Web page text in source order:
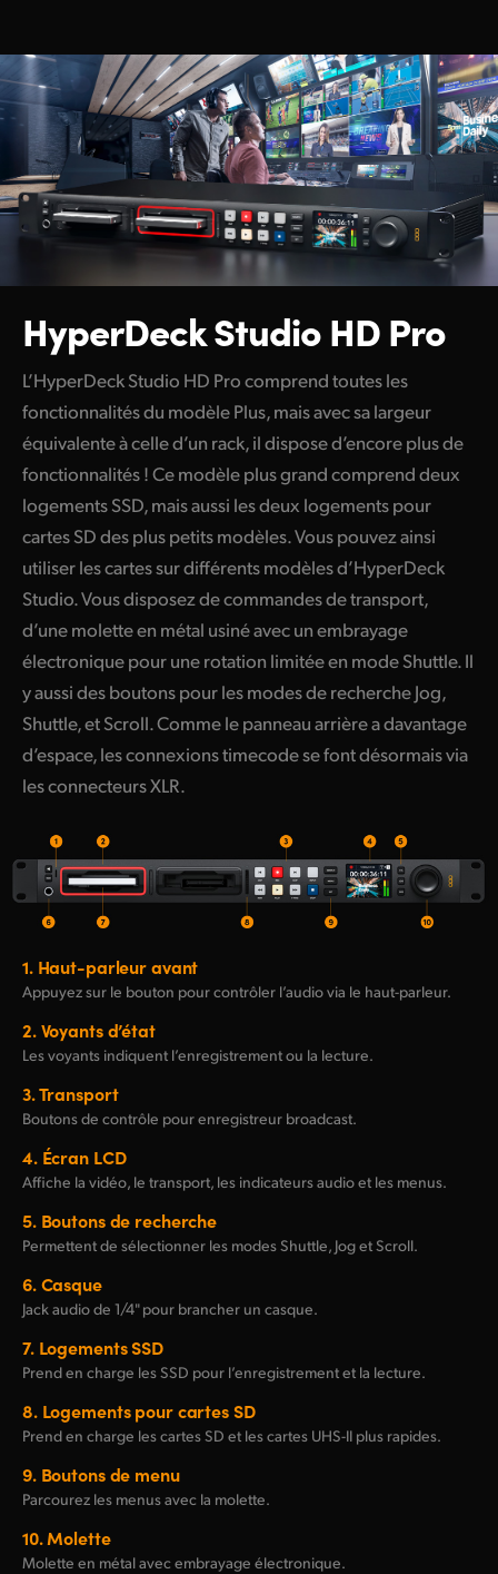
HyperDeck Studio HD Pro
L’HyperDeck Studio HD Pro comprend toutes les
fonctionnalités du modèle Plus, mais avec sa largeur
équivalente à celle d’un rack, il dispose d’encore plus de
fonctionnalités ! Ce modèle plus grand comprend deux
logements SSD, mais aussi les deux logements pour
cartes SD des plus petits modèles. Vous pouvez ainsi
utiliser les cartes sur différents modèles d’HyperDeck
Studio. Vous disposez de commandes de transport,
d’une molette en métal usiné avec un embrayage
électronique pour une rotation limitée en mode Shuttle. Il
y aussi des boutons pour les modes de recherche Jog,
Shuttle, et Scroll. Comme le panneau arrière a davantage
d’espace, les connexions timecode se font désormais via
les connecteurs XLR.
1.Haut-parleur avant
Appuyez sur le bouton pour contrôler l’audio via le haut-parleur.
2.Voyants d’état
Les voyants indiquent l’enregistrement ou la lecture.
3.Transport
Boutons de contrôle pour enregistreur broadcast.
4.Écran LCD
Affiche la vidéo, le transport, les indicateurs audio et les menus.
5.Boutons de recherche
Permettent de sélectionner les modes Shuttle, Jog et Scroll.
6.Casque
Jack audio de 1/4" pour brancher un casque.
7.Logements SSD
Prend en charge les SSD pour l’enregistrement et la lecture.
8.Logements pour cartes SD
Prend en charge les cartes SD et les cartes UHS-II plus rapides.
9.Boutons de menu
Parcourez les menus avec la molette.
10.Molette
Molette en métal avec embrayage électronique.